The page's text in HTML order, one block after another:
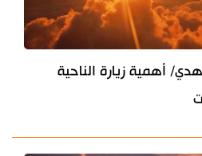
أهمية زيارة الناحية